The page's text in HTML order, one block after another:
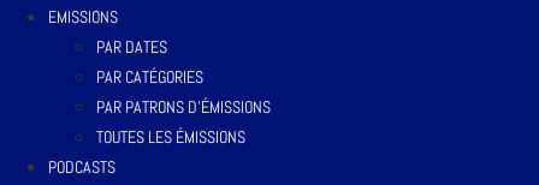
EMISSIONS
PAR DATES
PAR CATÉGORIES
PAR PATRONS D’ÉMISSIONS
TOUTES LES ÉMISSIONS
PODCASTS